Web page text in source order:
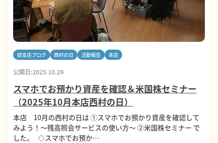
部支店ブログ 西村の日 活動報告 本店
公開日:2025.10.29
スマホでお預かり資産を確認＆米国株セミナー
（2025年10月本店西村の日）
本店 10月の西村の日は ①スマホでお預かり資産を確認して
みよう！～残高照会サービスの使い方～ ②米国株セミナー で
した。 ◇スマホでお預か…